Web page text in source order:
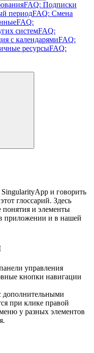
FAQ: Подписки
периодFAQ: Смена
FAQ:
системFAQ:
с календарямиFAQ:
ресурсыFAQ:
и говорить
глоссарий. Здесь
и элементы
приложении и в нашей
управления
кнопки навигации
при клике правой
у разных элементов